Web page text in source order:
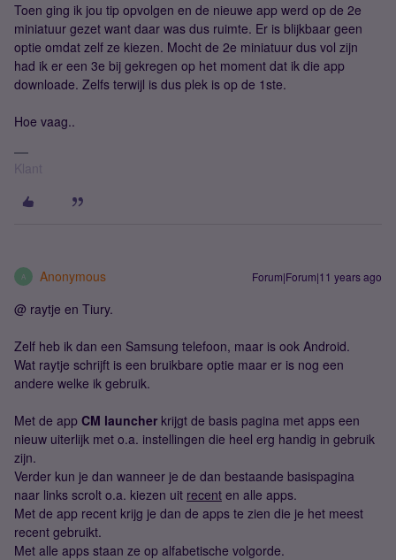
Toen ging ik jou tip opvolgen en de nieuwe app werd op de 2e
miniatuur gezet want daar was dus ruimte. Er is blijkbaar geen
optie omdat zelf ze kiezen. Mocht de 2e miniatuur dus vol zijn
had ik er een 3e bij gekregen op het moment dat ik die app
downloade. Zelfs terwijl is dus plek is op de 1ste.
Hoe vaag..
Klant
A Anonymous Forum|Forum|11 years ago
@ raytje en Tiury.
Zelf heb ik dan een Samsung telefoon, maar is ook Android.
Wat raytje schrijft is een bruikbare optie maar er is nog een
andere welke ik gebruik.
Met de app CM launcher krijgt de basis pagina met apps een
nieuw uiterlijk met o.a. instellingen die heel erg handig in gebruik
zijn.
Verder kun je dan wanneer je de dan bestaande basispagina
naar links scrolt o.a. kiezen uit recent en alle apps.
Met de app recent krijg je dan de apps te zien die je het meest
recent gebruikt.
Met alle apps staan ze op alfabetische volgorde.